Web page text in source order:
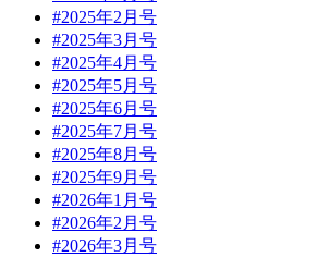
#2025年2月号
#2025年3月号
#2025年4月号
#2025年5月号
#2025年6月号
#2025年7月号
#2025年8月号
#2025年9月号
#2026年1月号
#2026年2月号
#2026年3月号